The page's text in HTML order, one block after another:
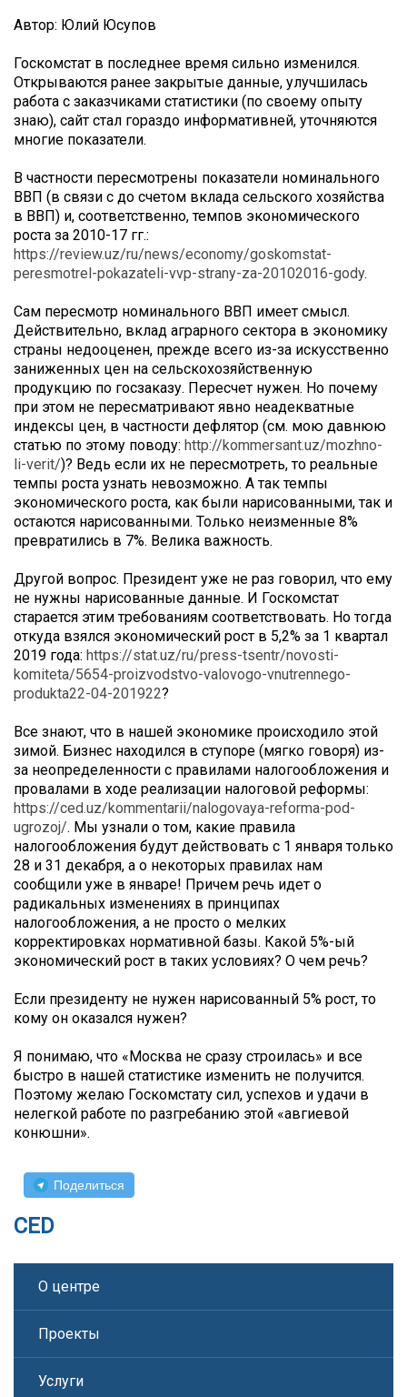
Автор: Юлий Юсупов
Госкомстат в последнее время сильно изменился.
Открываются ранее закрытые данные, улучшилась
работа с заказчиками статистики (по своему опыту
знаю), сайт стал гораздо информативней, уточняются
многие показатели.
В частности пересмотрены показатели номинального
ВВП (в связи с до счетом вклада сельского хозяйства
в ВВП) и, соответственно, темпов экономического
роста за 2010-17 гг.:
https://review.uz/ru/news/economy/goskomstat-
peresmotrel-pokazateli-vvp-strany-za-20102016-gody.
Сам пересмотр номинального ВВП имеет смысл.
Действительно, вклад аграрного сектора в экономику
страны недооценен, прежде всего из-за искусственно
заниженных цен на сельскохозяйственную
продукцию по госзаказу. Пересчет нужен. Но почему
при этом не пересматривают явно неадекватные
индексы цен, в частности дефлятор (см. мою давнюю
статью по этому поводу: http://kommersant.uz/mozhno-
li-verit/)? Ведь если их не пересмотреть, то реальные
темпы роста узнать невозможно. А так темпы
экономического роста, как были нарисованными, так и
остаются нарисованными. Только неизменные 8%
превратились в 7%. Велика важность.
Другой вопрос. Президент уже не раз говорил, что ему
не нужны нарисованные данные. И Госкомстат
старается этим требованиям соответствовать. Но тогда
откуда взялся экономический рост в 5,2% за 1 квартал
2019 года: https://stat.uz/ru/press-tsentr/novosti-
komiteta/5654-proizvodstvo-valovogo-vnutrennego-
produkta22-04-201922?
Все знают, что в нашей экономике происходило этой
зимой. Бизнес находился в ступоре (мягко говоря) из-
за неопределенности с правилами налогообложения и
провалами в ходе реализации налоговой реформы:
https://ced.uz/kommentarii/nalogovaya-reforma-pod-
ugrozoj/. Мы узнали о том, какие правила
налогообложения будут действовать с 1 января только
28 и 31 декабря, а о некоторых правилах нам
сообщили уже в январе! Причем речь идет о
радикальных изменениях в принципах
налогообложения, а не просто о мелких
корректировках нормативной базы. Какой 5%-ый
экономический рост в таких условиях? О чем речь?
Если президенту не нужен нарисованный 5% рост, то
кому он оказался нужен?
Я понимаю, что «Москва не сразу строилась» и все
быстро в нашей статистике изменить не получится.
Поэтому желаю Госкомстату сил, успехов и удачи в
нелегкой работе по разгребанию этой «авгиевой
конюшни».
Поделиться
CED
О центре
Проекты
Услуги